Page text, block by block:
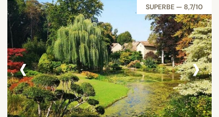
SUPERBE — 8,7/10
‹ ›